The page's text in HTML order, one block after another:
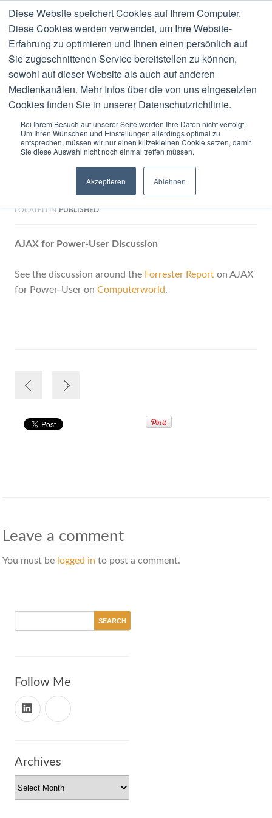
Diese Website speichert Cookies auf Ihrem Computer.
Diese Cookies werden verwendet, um Ihre Website-
Erfahrung zu optimieren und Ihnen einen persönlich auf
Sie zugeschnittenen Service bereitstellen zu können,
sowohl auf dieser Website als auch auf anderen
Medienkanälen. Mehr Infos über die von uns eingesetzten
Cookies finden Sie in unserer Datenschutzrichtlinie.
Bei Ihrem Besuch auf unserer Seite werden Ihre Daten nicht verfolgt.
Um Ihren Wünschen und Einstellungen allerdings optimal zu
entsprechen, müssen wir nur einen klitzekleinen Cookie setzen, damit
Sie diese Auswahl nicht noch einmal treffen müssen.
Akzeptieren Ablehnen
MENU
Blog
MARCH252008 0 COMMENTS
AJAX for Power-User
Discussion
LOCATED IN PUBLISHED
AJAX for Power-User Discussion
See the discussion around the Forrester Reporton AJAX
for Power-User onComputerworld.
Leave a comment
You must be logged in to post a comment.
Follow Me
Archives